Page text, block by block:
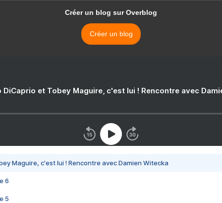
Créer un blog sur Overblog
Créer un blog
DiCaprio et Tobey Maguire, c'est lui ! Rencontre avec
Maguire, c'est lui ! Rencontre avec Damien Witecka
6
5